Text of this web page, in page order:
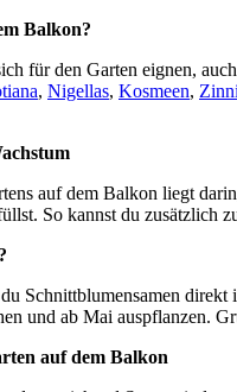
Balkon?
für den Garten eignen,
, Nigellas, Kosmeen,
auf dem Balkon liegt
So kannst du zusätzlich
Schnittblumensamen
und ab Mai auspflanzen.
auf dem Balkon